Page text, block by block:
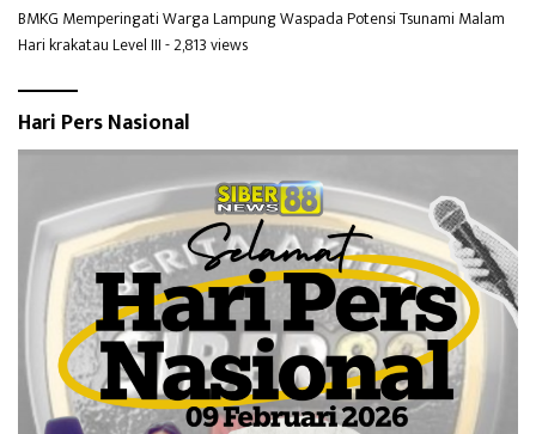
BMKG Memperingati Warga Lampung Waspada Potensi Tsunami Malam
Hari krakatau Level III- 2,813 views
Hari Pers Nasional